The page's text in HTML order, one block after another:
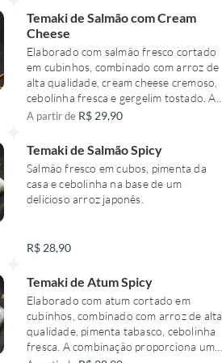
8 sashimis de salmão
5 uramakis de salmão com cream
cheese
5 hossomaki de salmão
2 niguiri de salmão
2 jow de salmão
10 hotholl de salmão com cream chease
*Sobremesa*
4 rolinho primavera doce
Já acompanha hashi, shoyo e wabaki.
Temaki de Salmão com Cream
Cheese
Elaborado com salmão fresco cortado
em cubinhos, combinado com arroz de
alta qualidade, cream cheese cremoso,
cebolinha fresca e gergelim tostado. A
combinação proporciona uma textura
inesquecível.
A partir de R$ 29,90
Temaki de Salmão Spicy
Salmão fresco em cubos, pimenta da
casa e cebolinha na base de um
delicioso arroz japonês.
R$ 28,90
Temaki de Atum Spicy
Elaborado com atum cortado em
cubinhos, combinado com arroz de alta
qualidade, pimenta tabasco, cebolinha
fresca. A combinação proporciona uma